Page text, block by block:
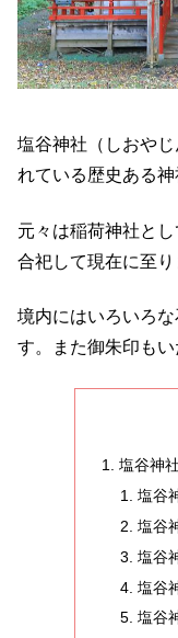
塩谷神社（しおや
れている歴史ある神
元々は稲荷神社と
合祀して現在に至り
境内にはいろいろ
す。また御朱印もい
塩谷神
塩谷
塩谷
塩谷
塩谷
塩谷